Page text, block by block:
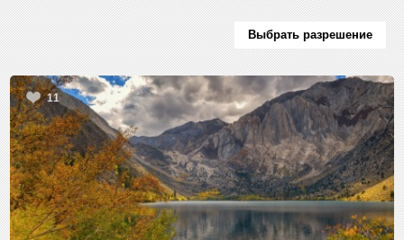
Выбрать разрешение
11